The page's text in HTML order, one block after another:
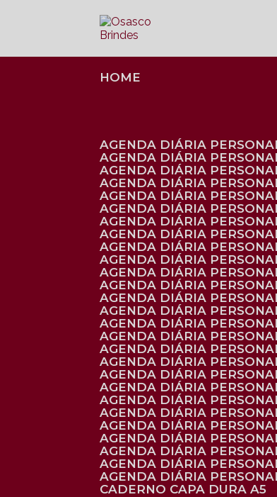
HOME
AGENDA DIÁRIA
AGENDA DIÁRIA
AGENDA DIÁRIA
AGENDA DIÁRIA
AGENDA DIÁRIA
AGENDA DIÁRIA
AGENDA DIÁRIA
AGENDA DIÁRIA
AGENDA DIÁRIA
AGENDA DIÁRIA
AGENDA DIÁRIA
AGENDA DIÁRIA
AGENDA DIÁRIA
AGENDA DIÁRIA
AGENDA DIÁRIA
AGENDA DIÁRIA
AGENDA DIÁRIA
AGENDA DIÁRIA
AGENDA DIÁRIA
AGENDA DIÁRIA
AGENDA DIÁRIA
AGENDA DIÁRIA
AGENDA DIÁRIA
AGENDA DIÁRIA
AGENDA DIÁRIA
AGENDA DIÁRIA
AGENDA DIÁRIA
CADERNO CAPA DURA A5